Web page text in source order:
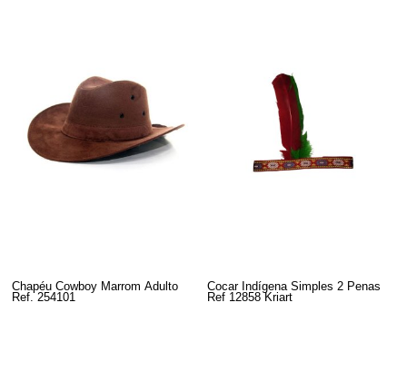
Chapéu Cowboy Marrom Adulto
Ref. 254101
Cocar Indígena Simples 2 Penas
Ref 12858 Kriart